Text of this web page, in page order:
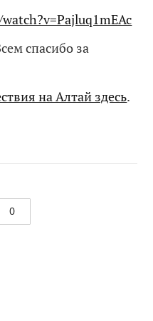
спасибо за
на Алтай здесь.
0